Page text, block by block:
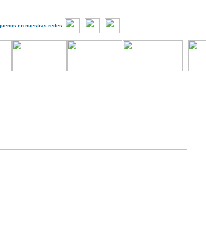
en nuestras redes